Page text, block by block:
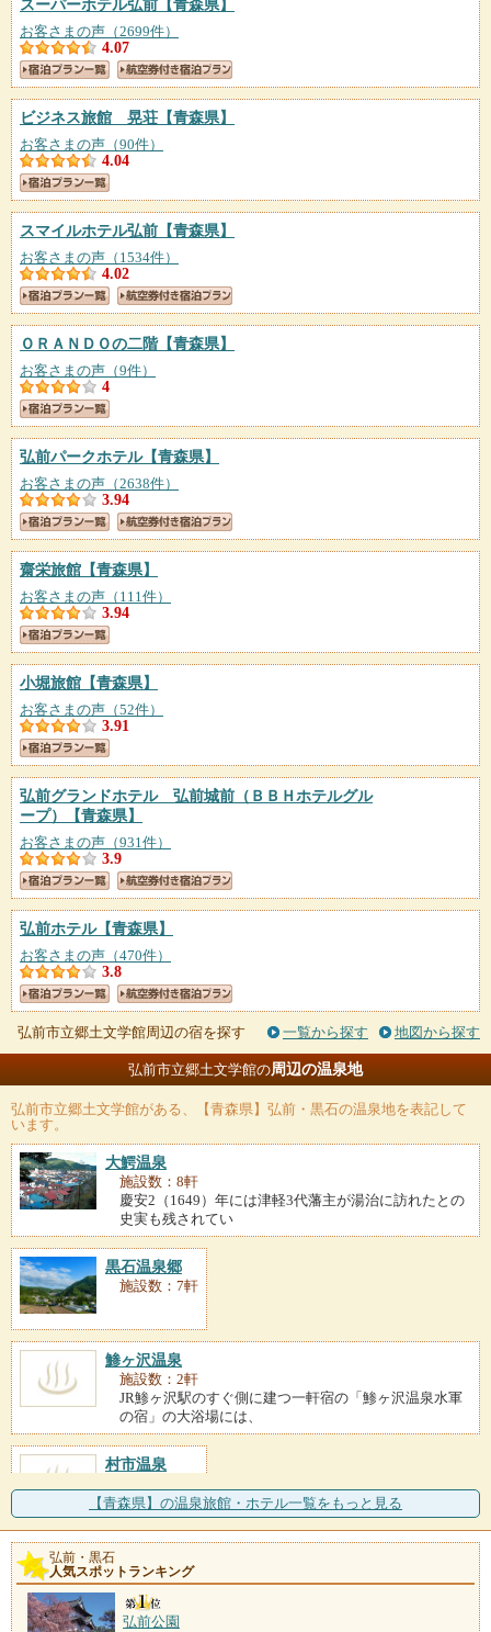
スーパーホテル弘前 【青森県】
お客さまの声（2699件）
4.07
ビジネス旅館 晃荘 【青森県】
お客さまの声（90件）
4.04
スマイルホテル弘前 【青森県】
お客さまの声（1534件）
4.02
ＯＲＡＮＤＯの二階【青森県】
お客さまの声（9件）
4
弘前パークホテル【青森県】
お客さまの声（2638件）
3.94
齋栄旅館 【青森県】
お客さまの声（111件）
3.94
小堀旅館 【青森県】
お客さまの声（52件）
3.91
弘前グランドホテル 弘前城前（ＢＢＨホテルグル
ープ）
【青森県】
お客さまの声（931件）
3.9
弘前ホテル【青森県】
お客さまの声（470件）
3.8
弘前市立郷土文学館周辺の宿を探す 一覧から探す 地図から探す
弘前市立郷土文学館の周辺の温泉地
弘前市立郷土文学館がある、【青森県】弘前・黒石の温泉地を表記して
います。
大鰐温泉
施設数：8軒
慶安2（1649）年には津軽3代藩主が湯治に訪れたとの
史実も残されてい
黒石温泉郷
施設数：7軒
鯵ヶ沢温泉
施設数：2軒
JR鯵ヶ沢駅のすぐ側に建つ一軒宿の「鯵ヶ沢温泉水軍
の宿」の大浴場には、
村市温泉
嶽温泉
施設数：1軒
開湯は300年前にさかのぼり、キツネに昼飯を盗られた
村人がキツネを追い
【青森県】の温泉旅館・ホテル一覧をもっと見る
弘前・黒石
人気スポットランキング
弘前公園